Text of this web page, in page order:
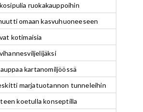
ruokakauppoihin
omaan kasvuhuoneeseen
kotimaisia
kartanomiljöössä
marjatuotannon tunneleihin
koetulla konseptilla